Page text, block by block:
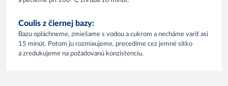
Coulis z čiernej bazy:
Bazu opláchneme, zmiešame s vodou a cukrom a necháme variť asi
15 minút. Potom ju rozmixujeme, precedíme cez jemné sitko
a zredukujeme na požadovanú konzistenciu.